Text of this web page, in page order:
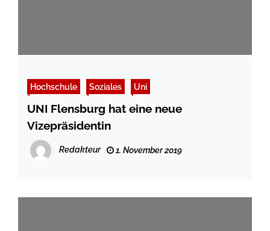
Hochschule Soziales Uni
UNI Flensburg hat eine neue
Vizepräsidentin
Redakteur 1. November 2019